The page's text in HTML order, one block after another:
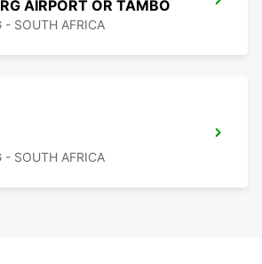
AIRPORT OR TAMBO
- SOUTH AFRICA
- SOUTH AFRICA